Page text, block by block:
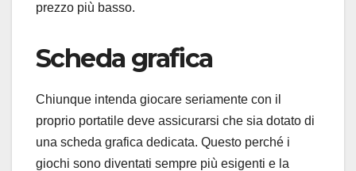
prezzo più basso.
Scheda grafica
Chiunque intenda giocare seriamente con il
proprio portatile deve assicurarsi che sia dotato di
una scheda grafica dedicata. Questo perché i
giochi sono diventati sempre più esigenti e la